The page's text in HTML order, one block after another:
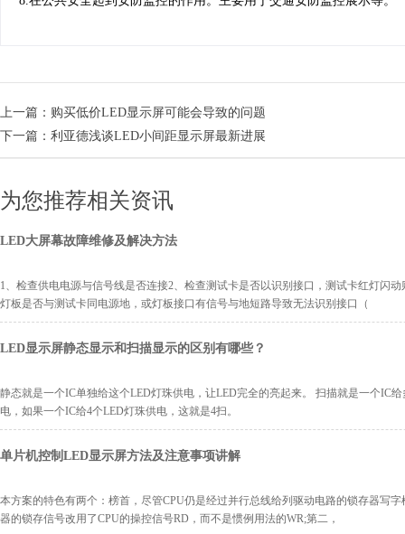
上一篇： 购买低价LED显示屏可能会导致的问题
下一篇： 利亚德浅谈LED小间距显示屏最新进展
为您推荐相关资讯
LED大屏幕故障维修及解决方法
1、检查供电电源与信号线是否连接2、检查测试卡是否以识别接口，测试卡红灯闪
灯板是否与测试卡同电源地，或灯板接口有信号与地短路导致无法识别接口（
LED显示屏静态显示和扫描显示的区别有哪些？
静态就是一个IC单独给这个LED灯珠供电，让LED完全的亮起来。 扫描就是一个IC
电，如果一个IC给4个LED灯珠供电，这就是4扫。
单片机控制LED显示屏方法及注意事项讲解
本方案的特色有两个：榜首，尽管CPU仍是经过并行总线给列驱动电路的锁存器写
器的锁存信号改用了CPU的操控信号RD，而不是惯例用法的WR;第二，